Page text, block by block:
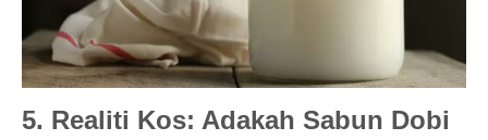
5. Realiti Kos: Adakah Sabun Dobi